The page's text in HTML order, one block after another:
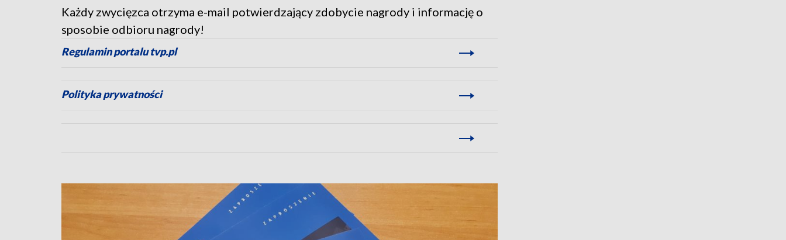
Każdy zwycięzca otrzyma e-mail potwierdzający zdobycie nagrody i informację o
sposobie odbioru nagrody!
Regulamin portalu tvp.pl
Polityka prywatności